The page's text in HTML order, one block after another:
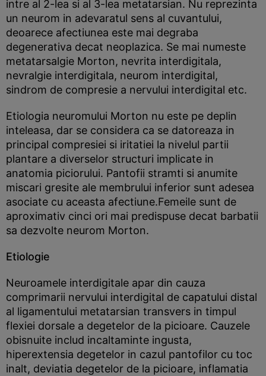
intre al 2-lea si al 3-lea metatarsian. Nu reprezinta
un neurom in adevaratul sens al cuvantului,
deoarece afectiunea este mai degraba
degenerativa decat neoplazica. Se mai numeste
metatarsalgie Morton, nevrita interdigitala,
nevralgie interdigitala, neurom interdigital,
sindrom de compresie a nervului interdigital etc.
Etiologia neuromului Morton nu este pe deplin
inteleasa, dar se considera ca se datoreaza in
principal compresiei si iritatiei la nivelul partii
plantare a diverselor structuri implicate in
anatomia piciorului. Pantofii stramti si anumite
miscari gresite ale membrului inferior sunt adesea
asociate cu aceasta afectiune.Femeile sunt de
aproximativ cinci ori mai predispuse decat barbatii
sa dezvolte neurom Morton.
Etiologie
Neuroamele interdigitale apar din cauza
comprimarii nervului interdigital de capatului distal
al ligamentului metatarsian transvers in timpul
flexiei dorsale a degetelor de la picioare. Cauzele
obisnuite includ incaltaminte ingusta,
hiperextensia degetelor in cazul pantofilor cu toc
inalt, deviatia degetelor de la picioare, inflamatia